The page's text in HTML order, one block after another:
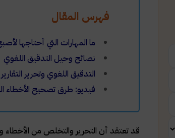
فهرس المقال
ما المهارات التي أحتاجها
نصائح وحيل التدقيق اللغوي
التدقيق اللغوي وتحرير التقارير
فيديو: طرق تصحيح الأخطاء
قد تعتقد أن التحرير والتخلص من الأخطاء